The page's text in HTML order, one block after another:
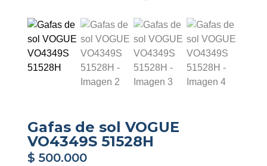
Gafas de sol VOGUE
VO4349S 51528H
$ 500.000